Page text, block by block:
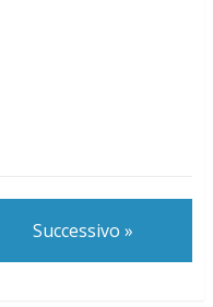
Successivo »